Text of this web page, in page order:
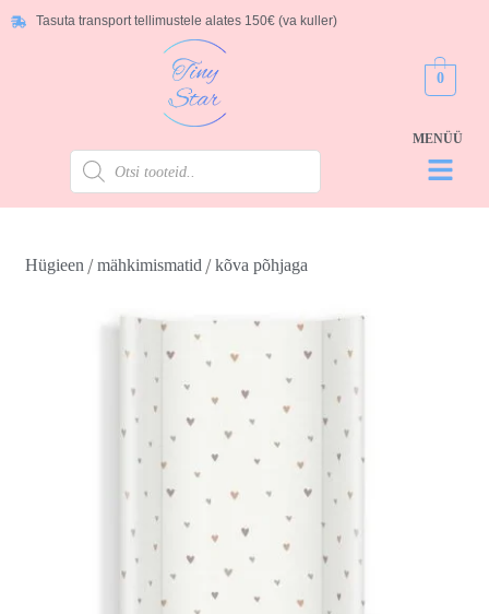
Tasuta transport tellimustele alates 150€ (va kuller)
0
Hügieen/mähkimismatid/kõva põhjaga